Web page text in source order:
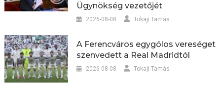
Ügynökség vezetőjét
2026-08-08 Tokaji Tamás
A Ferencváros egygólos vereséget
szenvedett a Real Madridtól
2026-08-08 Tokaji Tamás